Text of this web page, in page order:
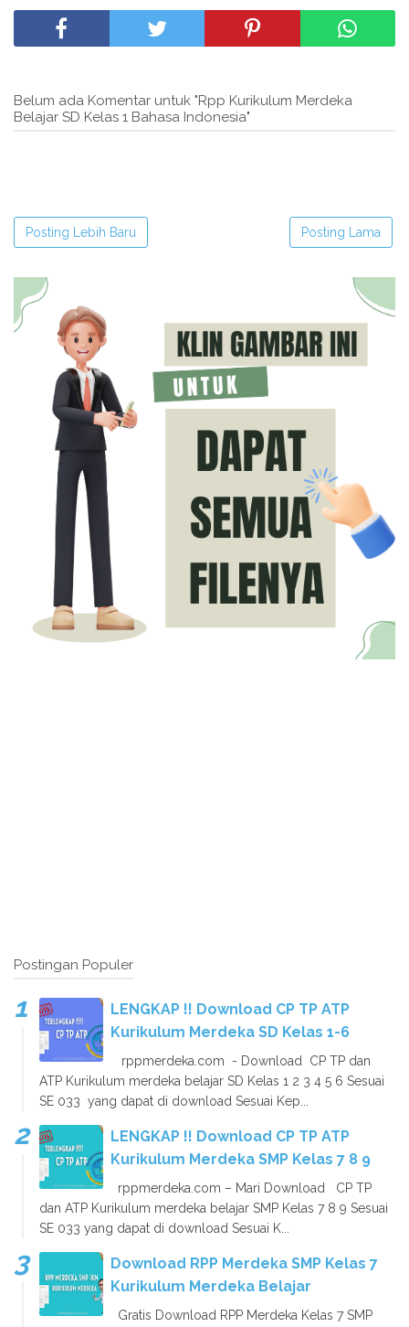
Belum ada Komentar untuk "Rpp Kurikulum Merdeka
Belajar SD Kelas 1 Bahasa Indonesia"
Posting Lebih Baru Posting Lama
Postingan Populer
LENGKAP !! Download CP TP ATP
Kurikulum Merdeka SD Kelas 1-6
rppmerdeka.com - Download CP TP dan
ATP Kurikulum merdeka belajar SD Kelas 1 2 3 4 5 6 Sesuai
SE 033 yang dapat di download Sesuai Kep...
LENGKAP !! Download CP TP ATP
Kurikulum Merdeka SMP Kelas 7 8 9
rppmerdeka.com – Mari Download CP TP
dan ATP Kurikulum merdeka belajar SMP Kelas 7 8 9 Sesuai
SE 033 yang dapat di download Sesuai K...
Download RPP Merdeka SMP Kelas 7
Kurikulum Merdeka Belajar
Gratis Download RPP Merdeka Kelas 7 SMP